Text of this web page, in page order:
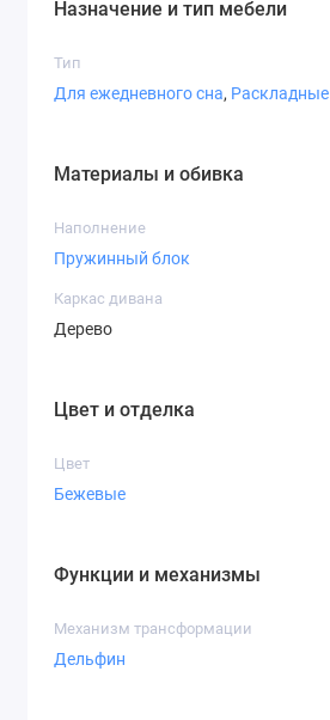
Назначение и тип мебели
Тип
Для ежедневного сна, Раскладные
Материалы и обивка
Наполнение
Пружинный блок
Каркас дивана
Дерево
Цвет и отделка
Цвет
Бежевые
Функции и механизмы
Механизм трансформации
Дельфин